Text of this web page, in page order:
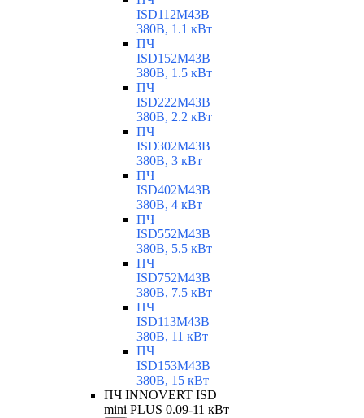
ISD112M43B
380В, 1.1 кВт
ПЧ
ISD152M43B
380В, 1.5 кВт
ПЧ
ISD222M43B
380В, 2.2 кВт
ПЧ
ISD302M43B
380В, 3 кВт
ПЧ
ISD402M43B
380В, 4 кВт
ПЧ
ISD552M43B
380В, 5.5 кВт
ПЧ
ISD752M43B
380В, 7.5 кВт
ПЧ
ISD113M43B
380В, 11 кВт
ПЧ
ISD153M43B
380В, 15 кВт
ПЧ INNOVERT ISD
mini PLUS 0.09-11 кВт